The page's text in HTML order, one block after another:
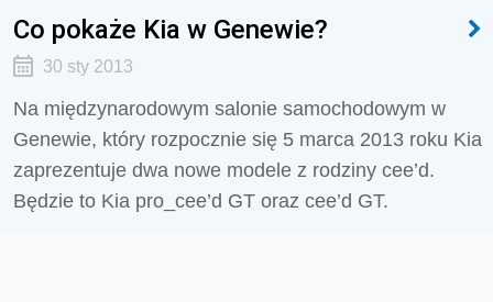
Co pokaże Kia w Genewie?
30 sty 2013
Na międzynarodowym salonie samochodowym w
Genewie, który rozpocznie się 5 marca 2013 roku Kia
zaprezentuje dwa nowe modele z rodziny cee’d.
Będzie to Kia pro_cee’d GT oraz cee’d GT.